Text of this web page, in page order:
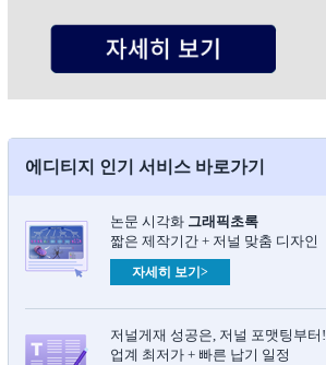
에디티지 인기 서비스 바로가기
논문 시각화 그래픽초록​
짧은 제작기간 + 저널 맞춤 디자인
자세히 보기>
저널게재 성공은, 저널 포맷팅부터!
업계 최저가 + 빠른 납기 일정